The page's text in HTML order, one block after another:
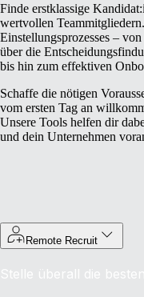
Finde erstklassige
wertvollen
Einstellungsprozesses –
über die
bis hin zum effektiven
Schaffe die nötigen
vom ersten Tag an
Unsere Tools helfen dir
und dein Unternehmen
Remote Recruit
Stelle überall die